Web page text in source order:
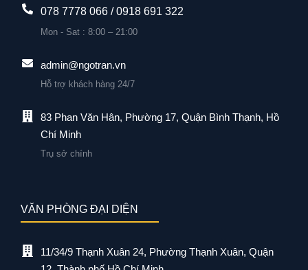
078 7778 066 / 0918 691 322
Mon - Sat : 8:00 – 21:00
admin@ngotran.vn
Hỗ trợ khách hàng 24/7
83 Phan Văn Hân, Phường 17, Quận Bình Thạnh, Hồ
Chí Minh
Trụ sở chính
VĂN PHÒNG ĐẠI DIỆN
11/34/9 Thạnh Xuân 24, Phường Thạnh Xuân, Quận